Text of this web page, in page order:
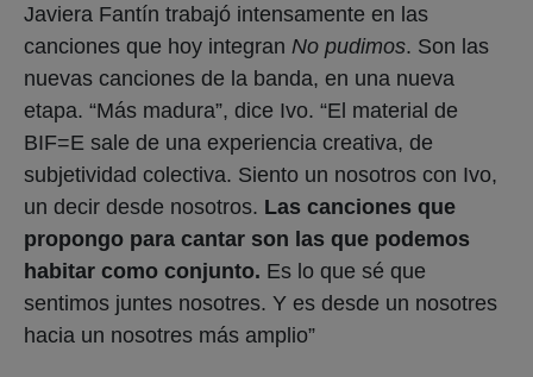
Javiera Fantín trabajó intensamente en las
canciones que hoy integran No pudimos. Son las
nuevas canciones de la banda, en una nueva
etapa. “Más madura”, dice Ivo. “El material de
BIF=E sale de una experiencia creativa, de
subjetividad colectiva. Siento un nosotros con Ivo,
un decir desde nosotros. Las canciones que
propongo para cantar son las que podemos
habitar como conjunto. Es lo que sé que
sentimos juntes nosotres. Y es desde un nosotres
hacia un nosotres más amplio”